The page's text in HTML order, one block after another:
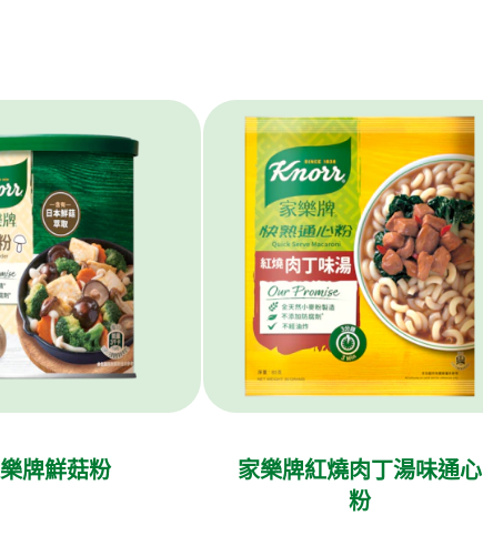
牌鮮菇粉
家樂牌紅燒肉丁湯味通心
粉